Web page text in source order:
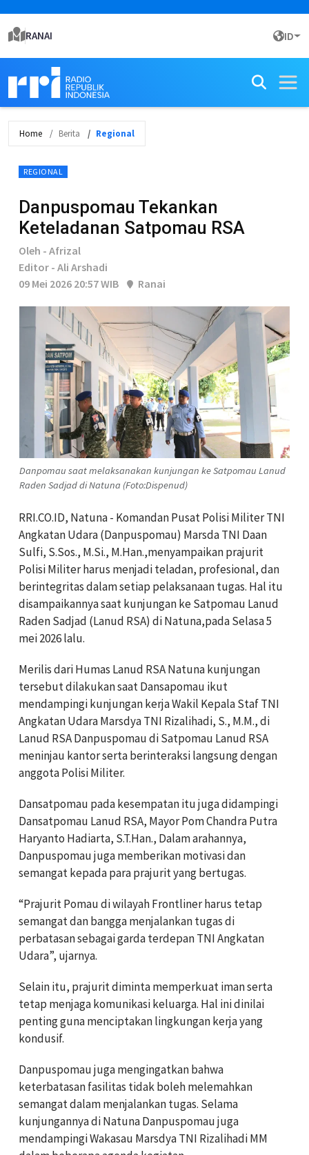
RANAI ID
Home Berita Regional
REGIONAL
Danpuspomau Tekankan
Keteladanan Satpomau RSA
Oleh - Afrizal
Editor - Ali Arshadi
09 Mei 2026 20:57 WIB
Ranai
Danpomau saat melaksanakan kunjungan ke Satpomau Lanud
Raden Sadjad di Natuna (Foto:Dispenud)
RRI.CO.ID, Natuna - Komandan Pusat Polisi Militer TNI
Angkatan Udara (Danpuspomau) Marsda TNI Daan
Sulfi, S.Sos., M.Si., M.Han.,menyampaikan prajurit
Polisi Militer harus menjadi teladan, profesional, dan
berintegritas dalam setiap pelaksanaan tugas. Hal itu
disampaikannya saat kunjungan ke Satpomau Lanud
Raden Sadjad (Lanud RSA) di Natuna,pada Selasa 5
mei 2026 lalu.
Merilis dari Humas Lanud RSA Natuna kunjungan
tersebut dilakukan saat Dansapomau ikut
mendampingi kunjungan kerja Wakil Kepala Staf TNI
Angkatan Udara Marsdya TNI Rizalihadi, S., M.M., di
Lanud RSA Danpuspomau di Satpomau Lanud RSA
meninjau kantor serta berinteraksi langsung dengan
anggota Polisi Militer.
Dansatpomau pada kesempatan itu juga didampingi
Dansatpomau Lanud RSA, Mayor Pom Chandra Putra
Haryanto Hadiarta, S.T.Han., Dalam arahannya,
Danpuspomau juga memberikan motivasi dan
semangat kepada para prajurit yang bertugas.
“Prajurit Pomau di wilayah Frontliner harus tetap
semangat dan bangga menjalankan tugas di
perbatasan sebagai garda terdepan TNI Angkatan
Udara”, ujarnya.
Selain itu, prajurit diminta memperkuat iman serta
tetap menjaga komunikasi keluarga. Hal ini dinilai
penting guna menciptakan lingkungan kerja yang
kondusif.
Danpuspomau juga mengingatkan bahwa
keterbatasan fasilitas tidak boleh melemahkan
semangat dalam menjalankan tugas. Selama
kunjungannya di Natuna Danpuspomau juga
mendampingi Wakasau Marsdya TNI Rizalihadi MM